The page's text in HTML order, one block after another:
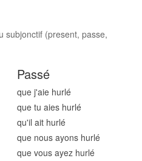
subjonctif (present, passe,
Passé
que j'aie hurlé
que tu aies hurlé
qu'il ait hurlé
que nous ayons hurlé
que vous ayez hurlé